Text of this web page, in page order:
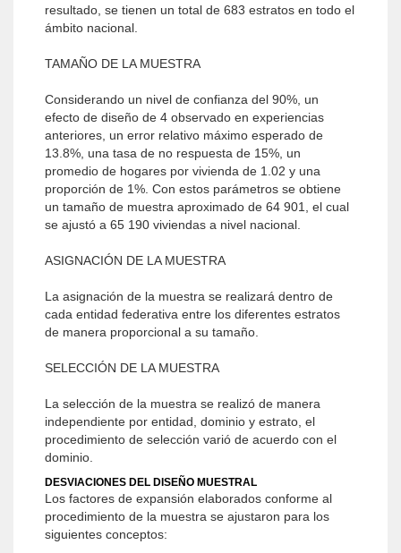
resultado, se tienen un total de 683 estratos en todo el
ámbito nacional.
TAMAÑO DE LA MUESTRA
Considerando un nivel de confianza del 90%, un
efecto de diseño de 4 observado en experiencias
anteriores, un error relativo máximo esperado de
13.8%, una tasa de no respuesta de 15%, un
promedio de hogares por vivienda de 1.02 y una
proporción de 1%. Con estos parámetros se obtiene
un tamaño de muestra aproximado de 64 901, el cual
se ajustó a 65 190 viviendas a nivel nacional.
ASIGNACIÓN DE LA MUESTRA
La asignación de la muestra se realizará dentro de
cada entidad federativa entre los diferentes estratos
de manera proporcional a su tamaño.
SELECCIÓN DE LA MUESTRA
La selección de la muestra se realizó de manera
independiente por entidad, dominio y estrato, el
procedimiento de selección varió de acuerdo con el
dominio.
DESVIACIONES DEL DISEÑO MUESTRAL
Los factores de expansión elaborados conforme al
procedimiento de la muestra se ajustaron para los
siguientes conceptos: